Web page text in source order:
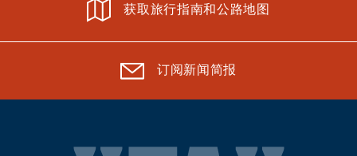
获取旅行指南和公路地图
订阅新闻简报